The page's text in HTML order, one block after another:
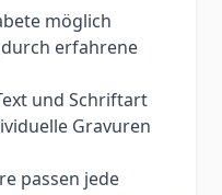
möglich
erfahrene
und Schriftart
Gravuren
passen jede